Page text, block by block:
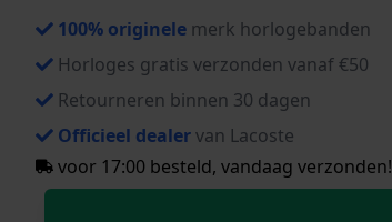
100% originele merk horlogebanden
Horloges gratis verzonden vanaf €50
Retourneren binnen 30 dagen
Officieel dealervan Lacoste
voor 17:00 besteld, vandaag verzonden!